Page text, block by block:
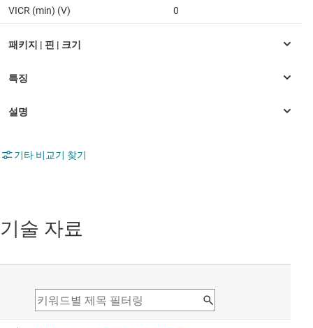
VICR (min) (V) 0
기타 비교기 찾기
기술 자료